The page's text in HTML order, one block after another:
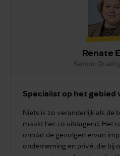
Renate
Senior
Specialist op het
Niets is zo veranderlijk als de
maakt het zo uitdagend. Het
omdat de gevolgen ervan
onderneming en privé, die bij